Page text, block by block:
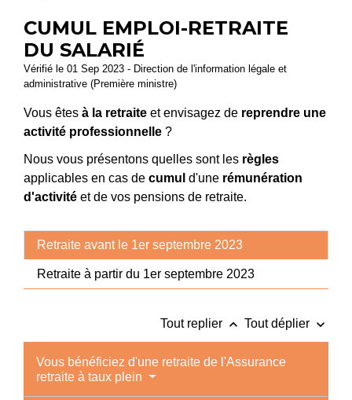
CUMUL EMPLOI-RETRAITE
DU SALARIÉ
Vérifié le 01 Sep 2023 - Direction de l'information légale et
administrative (Première ministre)
Vous êtes à la retraite et envisagez de reprendre une
activité professionnelle ?
Nous vous présentons quelles sont les règles
applicables en cas de cumul d'une rémunération
d'activité et de vos pensions de retraite.
Retraite avant le 1er septembre 2023
Retraite à partir du 1er septembre 2023
Tout replier keyboard_arrow_up Tout déplier keyboard_arrow_down
Vous bénéficiez d'une retraite de l'Assurance
retraite à taux plein